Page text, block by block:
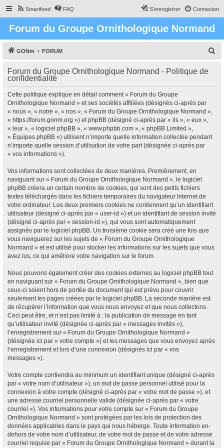
Smartfeed FAQ Connexion
S’enregistrer
Forum du Groupe Ornithologique Normand
GONm FORUM
h
Forum du Groupe Ornithologique Normand - Politique de
confidentialité
Cette politique explique en détail comment « Forum du Groupe
Ornithologique Normand » et ses sociétés affiliées (désignés ci-après par
« nous », « notre », « nos », « Forum du Groupe Ornithologique Normand »,
« https://forum.gonm.org ») et phpBB (désigné ci-après par « ils », « eux »,
« leur », « logiciel phpBB », « www.phpbb.com », « phpBB Limited »,
« Équipes phpBB ») utilisent n’importe quelle information collectée pendant
n’importe quelle session d’utilisation de votre part (désignée ci-après par
« vos informations »).
Vos informations sont collectées de deux manières. Premièrement, en
naviguant sur « Forum du Groupe Ornithologique Normand », le logiciel
phpBB créera un certain nombre de cookies, qui sont des petits fichiers
textes téléchargés dans les fichiers temporaires du navigateur Internet de
votre ordinateur. Les deux premiers cookies ne contiennent qu’un identifiant
utilisateur (désigné ci-après par « user-id ») et un identifiant de session invité
(désigné ci-après par « session-id »), qui vous sont automatiquement
assignés par le logiciel phpBB. Un troisième cookie sera créé une fois que
vous naviguerez sur les sujets de « Forum du Groupe Ornithologique
Normand » et est utilisé pour stocker les informations sur les sujets que vous
avez lus, ce qui améliore votre navigation sur le forum.
Nous pouvons également créer des cookies externes au logiciel phpBB tout
en naviguant sur « Forum du Groupe Ornithologique Normand », bien que
ceux-ci soient hors de portée du document qui est prévu pour couvrir
seulement les pages créées par le logiciel phpBB. La seconde manière est
de récupérer l’information que vous nous envoyez et que nous collectons.
Ceci peut être, et n’est pas limité à : la publication de message en tant
qu’utilisateur invité (désignée ci-après par « messages invités »),
l’enregistrement sur « Forum du Groupe Ornithologique Normand »
(désignée ici par « votre compte ») et les messages que vous envoyez après
l’enregistrement et lors d’une connexion (désignés ici par « vos
messages »).
Votre compte contiendra au minimum un identifiant unique (désigné ci-après
par « votre nom d’utilisateur »), un mot de passe personnel utilisé pour la
connexion à votre compte (désigné ci-après par « votre mot de passe »), et
une adresse courriel personnelle valide (désignée ci-après par « votre
courriel »). Vos informations pour votre compte sur « Forum du Groupe
Ornithologique Normand » sont protégées par les lois de protection des
données applicables dans le pays qui nous héberge. Toute information en-
dehors de votre nom d’utilisateur, de votre mot de passe et de votre adresse
courriel requise par « Forum du Groupe Ornithologique Normand » durant la